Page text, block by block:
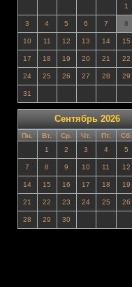
1
3 4 5 6 7 8
10 11 12 13 14 15
17 18 19 20 21 22
24 25 26 27 28 29
31
Сентябрь 2026
Пн. Вт. Ср. Чт. Пт. Сб.
1
2 3 4 5
7 8 9 10 11 12
14 15 16 17 18 19
21 22 23 24 25 26
28 29 30